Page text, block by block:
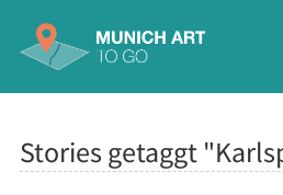
Stories getaggt